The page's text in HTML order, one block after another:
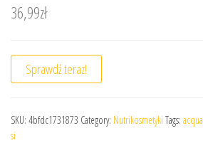
36,99zł
Sprawdź teraz!
SKU: 4bfdc1731873 Category: Nutrikosmetyki Tags:
si